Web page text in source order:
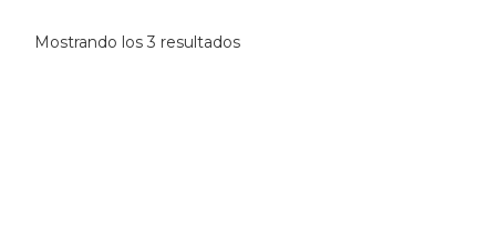
Mostrando los 3 resultados